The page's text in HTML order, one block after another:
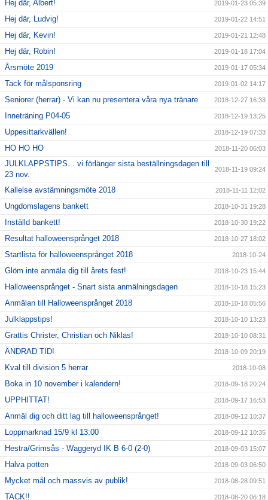
Hej där, Albert! 2019-01-23 05:39
Hej där, Ludvig! 2019-01-22 14:51
Hej där, Kevin! 2019-01-21 12:48
Hej där, Robin! 2019-01-18 17:04
Årsmöte 2019 2019-01-17 05:34
Tack för målsponsring 2019-01-02 14:17
Seniorer (herrar) - Vi kan nu presentera våra nya tränare 2018-12-27 16:33
Inneträning P04-05 2018-12-19 13:25
Uppesittarkvällen! 2018-12-19 07:33
HO HO HO 2018-11-20 06:03
JULKLAPPSTIPS... vi förlänger sista beställningsdagen till
23 nov.
2018-11-19 09:24
Kallelse avstämningsmöte 2018 2018-11-11 12:02
Ungdomslagens bankett 2018-10-31 19:28
Inställd bankett! 2018-10-30 19:22
Resultat halloweensprånget 2018 2018-10-27 18:02
Startlista för halloweensprånget 2018 2018-10-24
Glöm inte anmäla dig till årets fest! 2018-10-23 15:44
Halloweensprånget - Snart sista anmälningsdagen 2018-10-18 15:23
Anmälan till Halloweensprånget 2018 2018-10-18 05:56
Julklappstips! 2018-10-10 13:23
Grattis Christer, Christian och Niklas! 2018-10-10 08:31
ÄNDRAD TID! 2018-10-09 20:19
Kval till division 5 herrar 2018-10-08
Boka in 10 november i kalendern! 2018-09-18 20:24
UPPHITTAT! 2018-09-17 16:53
Anmäl dig och ditt lag till halloweensprånget! 2018-09-12 10:37
Loppmarknad 15/9 kl 13:00 2018-09-12 10:35
Hestra/Grimsås - Waggeryd IK B 6-0 (2-0) 2018-09-03 15:07
Halva potten 2018-09-03 06:50
Mycket mål och massvis av publik! 2018-08-28 09:51
TACK!! 2018-08-20 06:18